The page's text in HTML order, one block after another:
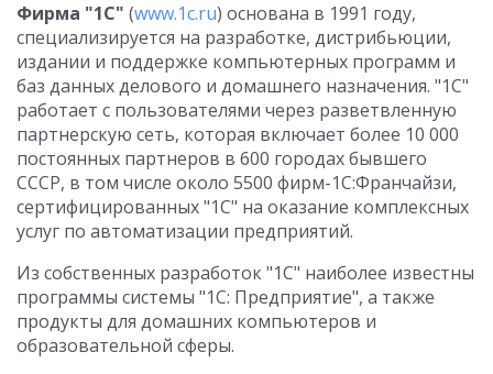
Фирма "1С" (www.1c.ru) основана в 1991 году,
специализируется на разработке, дистрибьюции,
издании и поддержке компьютерных программ и
баз данных делового и домашнего назначения. "1С"
работает с пользователями через разветвленную
партнерскую сеть, которая включает более 10 000
постоянных партнеров в 600 городах бывшего
СССР, в том числе около 5500 фирм-1С:Франчайзи,
сертифицированных "1С" на оказание комплексных
услуг по автоматизации предприятий.
Из собственных разработок "1С" наиболее известны
программы системы "1С: Предприятие", а также
продукты для домашних компьютеров и
образовательной сферы.